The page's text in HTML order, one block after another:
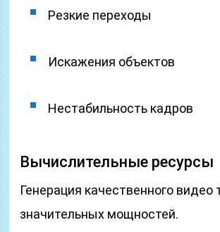
Резкие переходы
Искажения объектов
Нестабильность кадров
Вычислительные ресурсы
Генерация качественного видео
значительных мощностей.